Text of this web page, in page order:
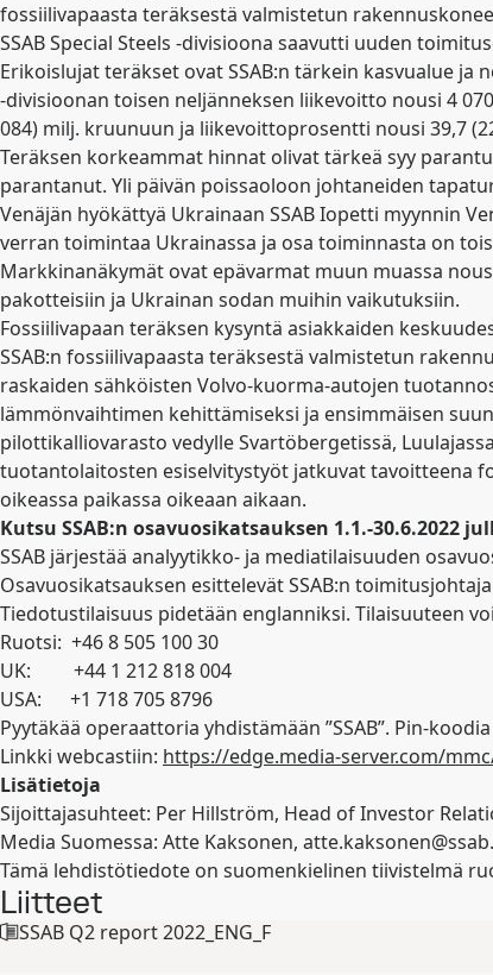
fossiilivapaasta teräksestä valmistetun
SSAB Special Steels -divisioona saavutti uuden
Erikoislujat teräkset ovat SSAB:n tärkein kasvualue
-divisioonan toisen neljänneksen liikevoitto nousi 4
084) milj. kruunuun ja liikevoittoprosentti nousi 39,7
Teräksen korkeammat hinnat olivat tärkeä syy
parantanut. Yli päivän poissaoloon johtaneiden
Venäjän hyökättyä Ukrainaan SSAB Iopetti myynnin
verran toimintaa Ukrainassa ja osa toiminnasta on
Markkinanäkymät ovat epävarmat muun muassa
pakotteisiin ja Ukrainan sodan muihin vaikutuksiin.
Fossiilivapaan teräksen kysyntä asiakkaiden
SSAB:n fossiilivapaasta teräksestä valmistetun
raskaiden sähköisten Volvo-kuorma-autojen
lämmönvaihtimen kehittämiseksi ja ensimmäisen
pilottikalliovarasto vedylle Svartöbergetissä,
tuotantolaitosten esiselvitystyöt jatkuvat tavoitteena
oikeassa paikassa oikeaan aikaan.
Kutsu SSAB:n osavuosikatsauksen 1.1.-30.6.2022
SSAB järjestää analyytikko- ja mediatilaisuuden
Osavuosikatsauksen esittelevät SSAB:n
Tiedotustilaisuus pidetään englanniksi. Tilaisuuteen
Ruotsi: +46 8 505 100 30
UK: +44 1 212 818 004
USA: +1 718 705 8796
Pyytäkää operaattoria yhdistämään ”SSAB”. Pin-
Linkki webcastiin: https://edge.media-server.com/
Lisätietoja
Sijoittajasuhteet: Per Hillström, Head of Investor
Media Suomessa: Atte Kaksonen,
Tämä lehdistötiedote on suomenkielinen tiivistelmä
Liitteet
SSAB Q2 report 2022_ENG_F